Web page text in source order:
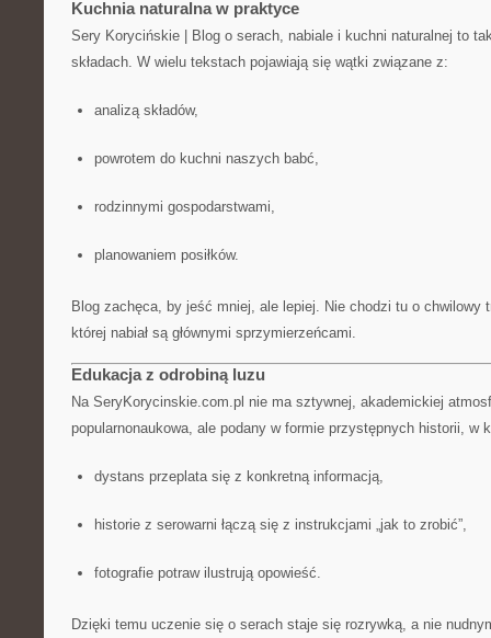
Kuchnia naturalna w praktyce
Sery Korycińskie | Blog o serach, nabiale i kuchni naturalnej to
składach. W wielu tekstach pojawiają się wątki związane z:
analizą składów,
powrotem do kuchni naszych babć,
rodzinnymi gospodarstwami,
planowaniem posiłków.
Blog zachęca, by jeść mniej, ale lepiej. Nie chodzi tu o chwilowy
której nabiał są głównymi sprzymierzeńcami.
Edukacja z odrobiną luzu
Na SeryKorycinskie.com.pl nie ma sztywnej, akademickiej
popularnonaukowa, ale podany w formie przystępnych historii, w
dystans przeplata się z konkretną informacją,
historie z serowarni łączą się z instrukcjami „jak to zrobić”,
fotografie potraw ilustrują opowieść.
Dzięki temu uczenie się o serach staje się rozrywką, a nie